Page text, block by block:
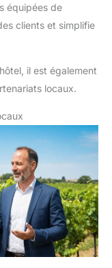
équipées de
clients et simplifie
il est également
locaux.